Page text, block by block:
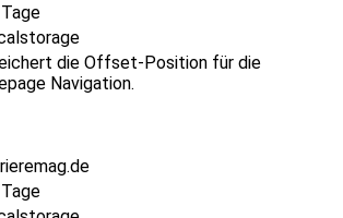
die Offset-Position für die
Navigation.